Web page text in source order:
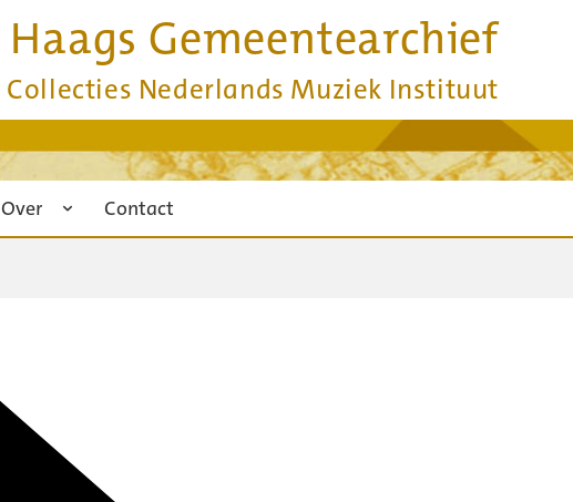
Haags Gemeentearchief
Collecties Nederlands Muziek Instituut
Over Contact